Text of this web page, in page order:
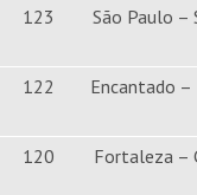
123 São Paulo –
122 Encantado –
120 Fortaleza –